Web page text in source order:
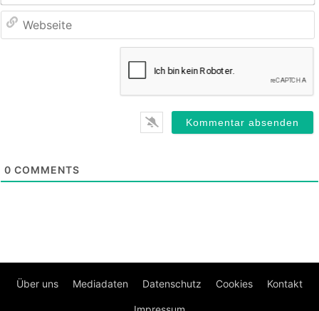
0 COMMENTS
Über uns Mediadaten Datenschutz Cookies Kontakt